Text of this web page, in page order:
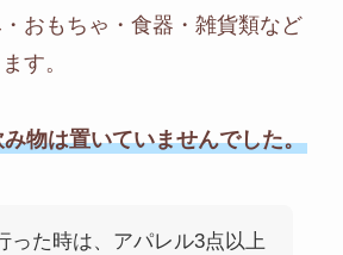
おもちゃ・食器・雑貨類など
す。
物は置いていませんでした。
った時は、アパレル3点以上